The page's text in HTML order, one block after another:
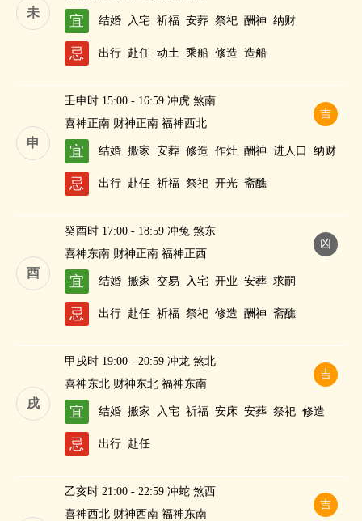
未
宜 结婚 入宅 祈福 安葬 祭祀 酬神 纳财
忌 出行 赴任 动土 乘船 修造 造船
申
吉
壬申时 15:00 - 16:59 冲虎 煞南
喜神正南 财神正南 福神西北
宜 结婚 搬家 安葬 修造 作灶 酬神 进人口 纳财
忌 出行 赴任 祈福 祭祀 开光 斋醮
酉
凶
癸酉时 17:00 - 18:59 冲兔 煞东
喜神东南 财神正南 福神正西
宜 结婚 搬家 交易 入宅 开业 安葬 求嗣
忌 出行 赴任 祈福 祭祀 修造 酬神 斋醮
戌
吉
甲戌时 19:00 - 20:59 冲龙 煞北
喜神东北 财神东北 福神东南
宜 结婚 搬家 入宅 祈福 安床 安葬 祭祀 修造
忌 出行 赴任
吉
乙亥时 21:00 - 22:59 冲蛇 煞西
喜神西北 财神西南 福神东南